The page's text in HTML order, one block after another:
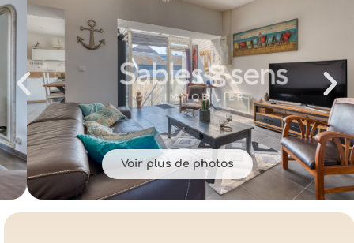
Voir plus de photos